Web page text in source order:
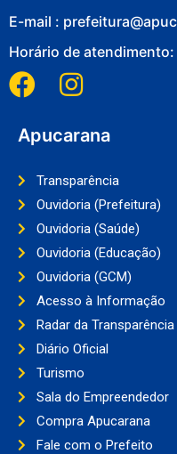
E-mail :
Horário de atendimento:
Apucarana
Transparência
Ouvidoria (Prefeitura)
Ouvidoria (Saúde)
Ouvidoria (Educação)
Ouvidoria (GCM)
Acesso à Informação
Radar da
Diário Oficial
Turismo
Sala do Empreendedor
Compra Apucarana
Fale com o Prefeito